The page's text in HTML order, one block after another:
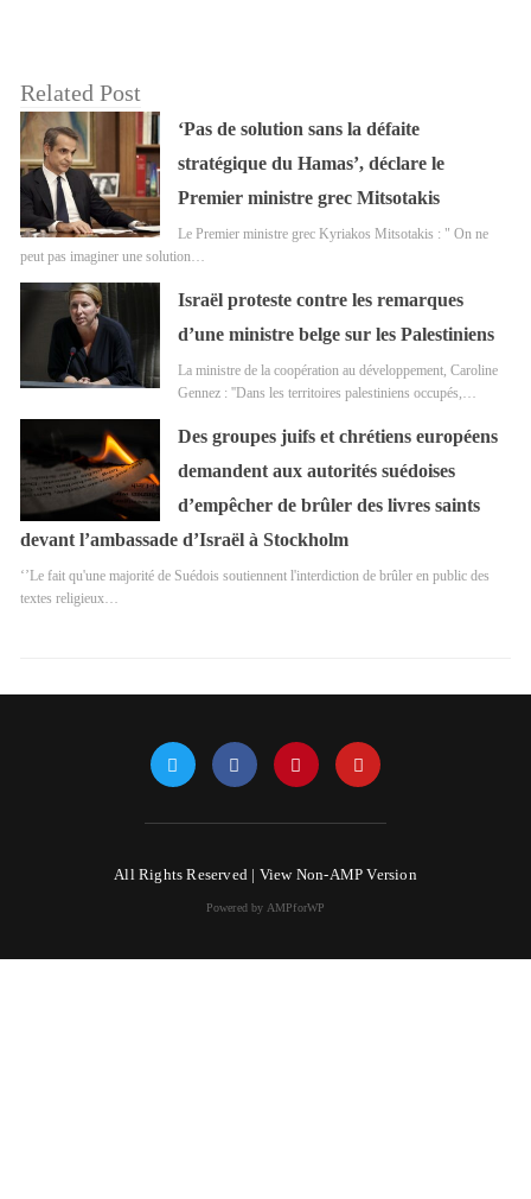
Related Post
‘Pas de solution sans la défaite
stratégique du Hamas’, déclare le
Premier ministre grec Mitsotakis
Le Premier ministre grec Kyriakos Mitsotakis : " On ne
peut pas imaginer une solution…
Israël proteste contre les remarques
d’une ministre belge sur les Palestiniens
La ministre de la coopération au développement, Caroline
Gennez : ''Dans les territoires palestiniens occupés,…
Des groupes juifs et chrétiens européens
demandent aux autorités suédoises
d’empêcher de brûler des livres saints
devant l’ambassade d’Israël à Stockholm
‘’Le fait qu'une majorité de Suédois soutiennent l'interdiction de brûler en public des
textes religieux…
All Rights Reserved | View Non-AMP Version
Powered by AMPforWP